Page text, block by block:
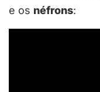
e os néfrons: